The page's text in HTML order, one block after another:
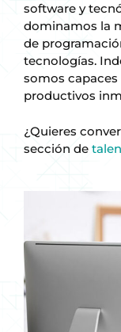
software y
dominamos la
de
tecnologías.
somos
productivos
¿Quieres
sección de